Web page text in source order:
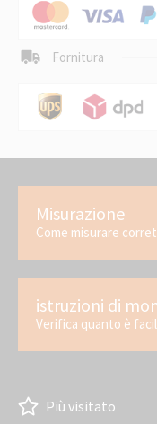
Fornitura
Misurazione
Come misurare
istruzioni di
Verifica quanto è
Più visitato